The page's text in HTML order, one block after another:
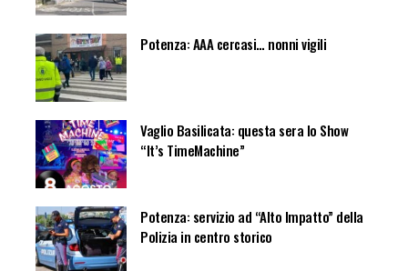
Potenza: AAA cercasi… nonni vigili
Vaglio Basilicata: questa sera lo Show
“It’s TimeMachine”
Potenza: servizio ad “Alto Impatto” della
Polizia in centro storico